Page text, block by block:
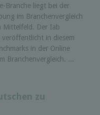
Branche liegt bei der
im Branchenvergleich
Mittelfeld. Der Iab
veröffentlicht in diesem
in der Online
Branchenvergleich. ...
zu